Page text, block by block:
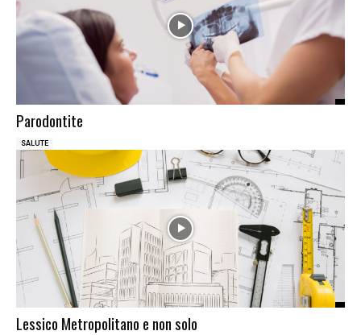
Parodontite
SALUTE
Lessico Metropolitano e non solo